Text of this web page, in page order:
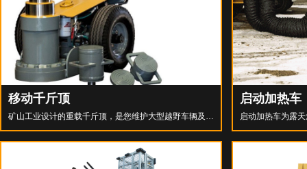
移动千斤顶
矿山工业设计的重载千斤顶，是您维护大型越野车辆及设
备的最佳选择。
启动加热车
启动加热车为露
供冷启动预热，
地启动，既可以